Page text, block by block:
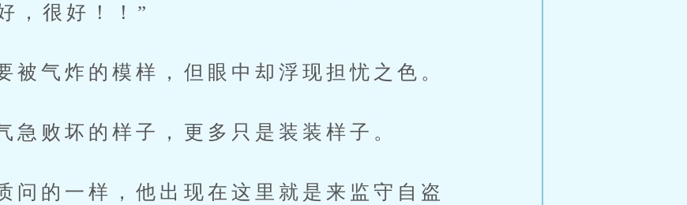
，很好！！”
炸的模样，但眼中却浮现担忧之色。
坏的样子，更多只是装装样子。
一样，他出现在这里就是来监守自盗